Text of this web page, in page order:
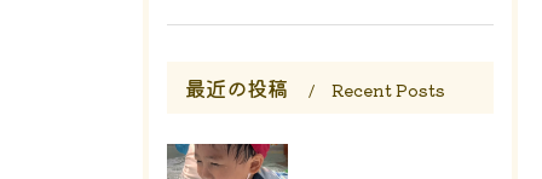
最近の投稿 Recent Posts